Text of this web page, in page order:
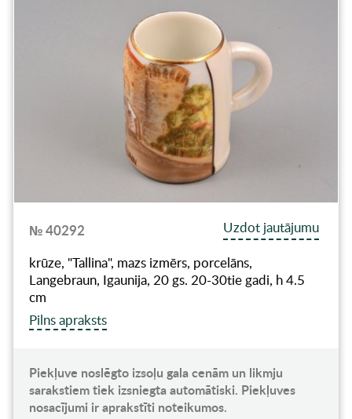
№ 40292
Uzdot jautājumu
krūze, "Tallina", mazs izmērs, porcelāns,
Langebraun, Igaunija, 20 gs. 20-30tie gadi, h 4.5
cm
Pilns apraksts
Piekļuve noslēgto izsoļu gala cenām un likmju
sarakstiem tiek izsniegta automātiski. Piekļuves
nosacījumi ir aprakstīti noteikumos.